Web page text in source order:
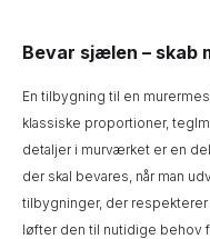
Bevar sjælen – skab
En tilbygning til en
klassiske proportioner,
detaljer i murværket er en
der skal bevares, når man
tilbygninger, der
løfter den til nutidige behov